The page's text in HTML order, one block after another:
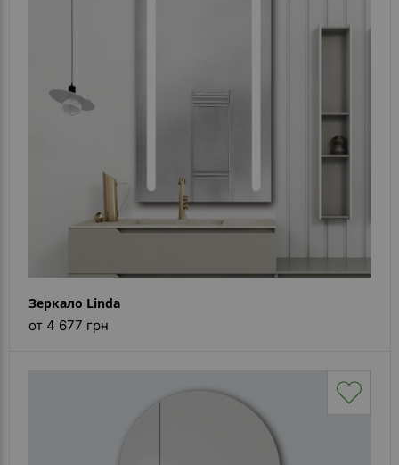
Зеркало Linda
от 4 677 грн